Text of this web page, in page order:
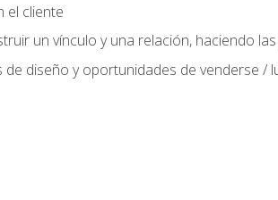
el cliente
un vínculo y una relación, haciendo
diseño y oportunidades de venderse /